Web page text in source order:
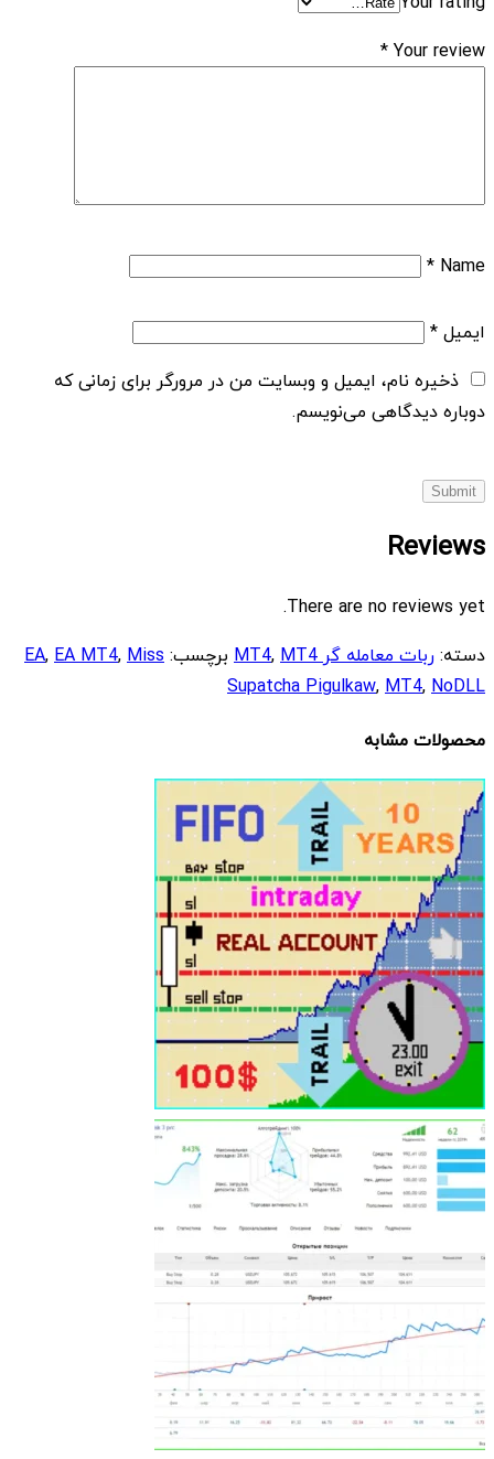
Your review
*
Name
*
ایمیل*
ذخیره نام، ایمیل و وبسایت من در مرورگر برای زمانی که
دوباره دیدگاهی می‌نویسم.
Reviews
There are no reviews yet.
دسته:ربات معامله گر MT4 ,MT4 برچسب: EA,EA MT4,Miss
Supatcha Pigulkaw,MT4,NoDLL
محصولات مشابه